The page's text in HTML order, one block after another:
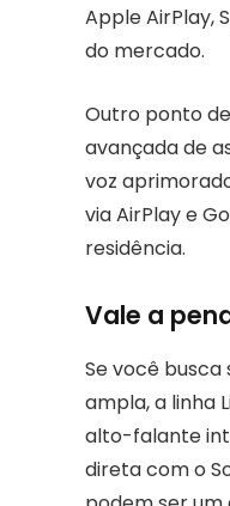
Apple AirPlay,
do mercado.
Outro ponto
avançada de
voz
via AirPlay e
residência.
Vale a
Se você
ampla, a linha
alto-falante
direta com o